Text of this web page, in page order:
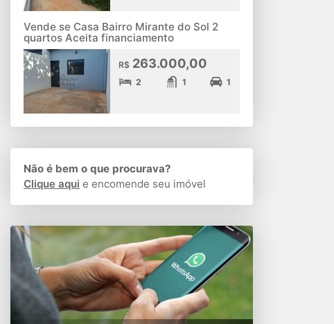
Vende se Casa Bairro Mirante do Sol 2
quartos Aceita financiamento
R$263.000,00
2 1 1
Não é bem o que procurava?
Clique aqui e encomende seu imóvel